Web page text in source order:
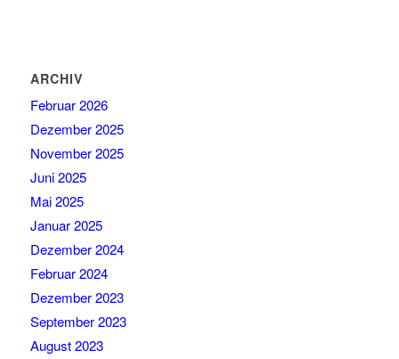
ARCHIV
Februar 2026
Dezember 2025
November 2025
Juni 2025
Mai 2025
Januar 2025
Dezember 2024
Februar 2024
Dezember 2023
September 2023
August 2023